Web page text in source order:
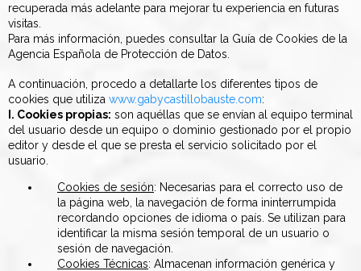
recuperada más adelante para mejorar tu experiencia en futuras
visitas.
Para más información, puedes consultar la Guía de Cookies de la
Agencia Española de Protección de Datos.
A continuación, procedo a detallarte los diferentes tipos de
cookies que utiliza www.gabycastillobauste.com:
I. Cookies propias: son aquéllas que se envían al equipo terminal
del usuario desde un equipo o dominio gestionado por el propio
editor y desde el que se presta el servicio solicitado por el
usuario.
Cookies de sesión: Necesarias para el correcto uso de
la página web, la navegación de forma ininterrumpida
recordando opciones de idioma o país. Se utilizan para
identificar la misma sesión temporal de un usuario o
sesión de navegación.
Cookies Técnicas: Almacenan información genérica y